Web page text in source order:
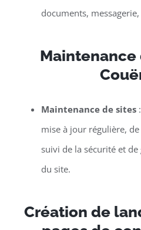
documents,
Maintenance
Maintenance de sites:
mise à jour régulière,
suivi de la sécurité et
du site.
Création de